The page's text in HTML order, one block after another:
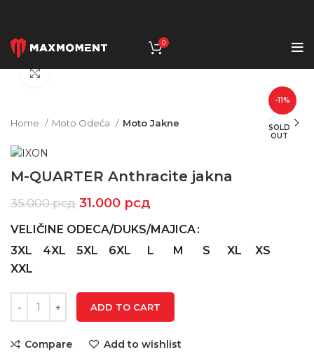
0
-11%
SOLD
OUT
Home Moto Odeća Moto Jakne
M-QUARTER Anthracite jakna
35.000рсд 31.000 рсд
VELIČINE ODECA/DUKS/MAJICA
3XL
4XL 5XL 6XL L M S XL
XS
XXL
ADD TO CART
Compare Add to wishlist